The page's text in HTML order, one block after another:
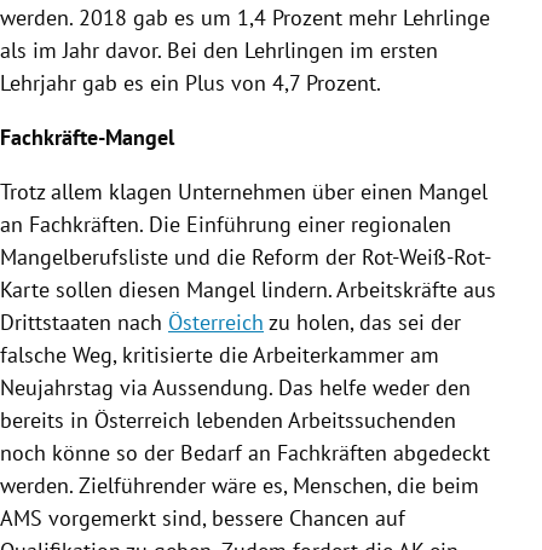
werden. 2018 gab es um 1,4 Prozent mehr Lehrlinge
als im Jahr davor. Bei den Lehrlingen im ersten
Lehrjahr gab es ein Plus von 4,7 Prozent.
Fachkräfte-Mangel
Trotz allem klagen Unternehmen über einen Mangel
an Fachkräften. Die Einführung einer regionalen
Mangelberufsliste und die Reform der Rot-Weiß-Rot-
Karte sollen diesen Mangel lindern. Arbeitskräfte aus
Drittstaaten nach Österreich zu holen, das sei der
falsche Weg, kritisierte die Arbeiterkammer am
Neujahrstag via Aussendung. Das helfe weder den
bereits in Österreich lebenden Arbeitssuchenden
noch könne so der Bedarf an Fachkräften abgedeckt
werden. Zielführender wäre es, Menschen, die beim
AMS vorgemerkt sind, bessere Chancen auf